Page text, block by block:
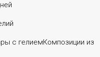
с гелиемКомпозиции из